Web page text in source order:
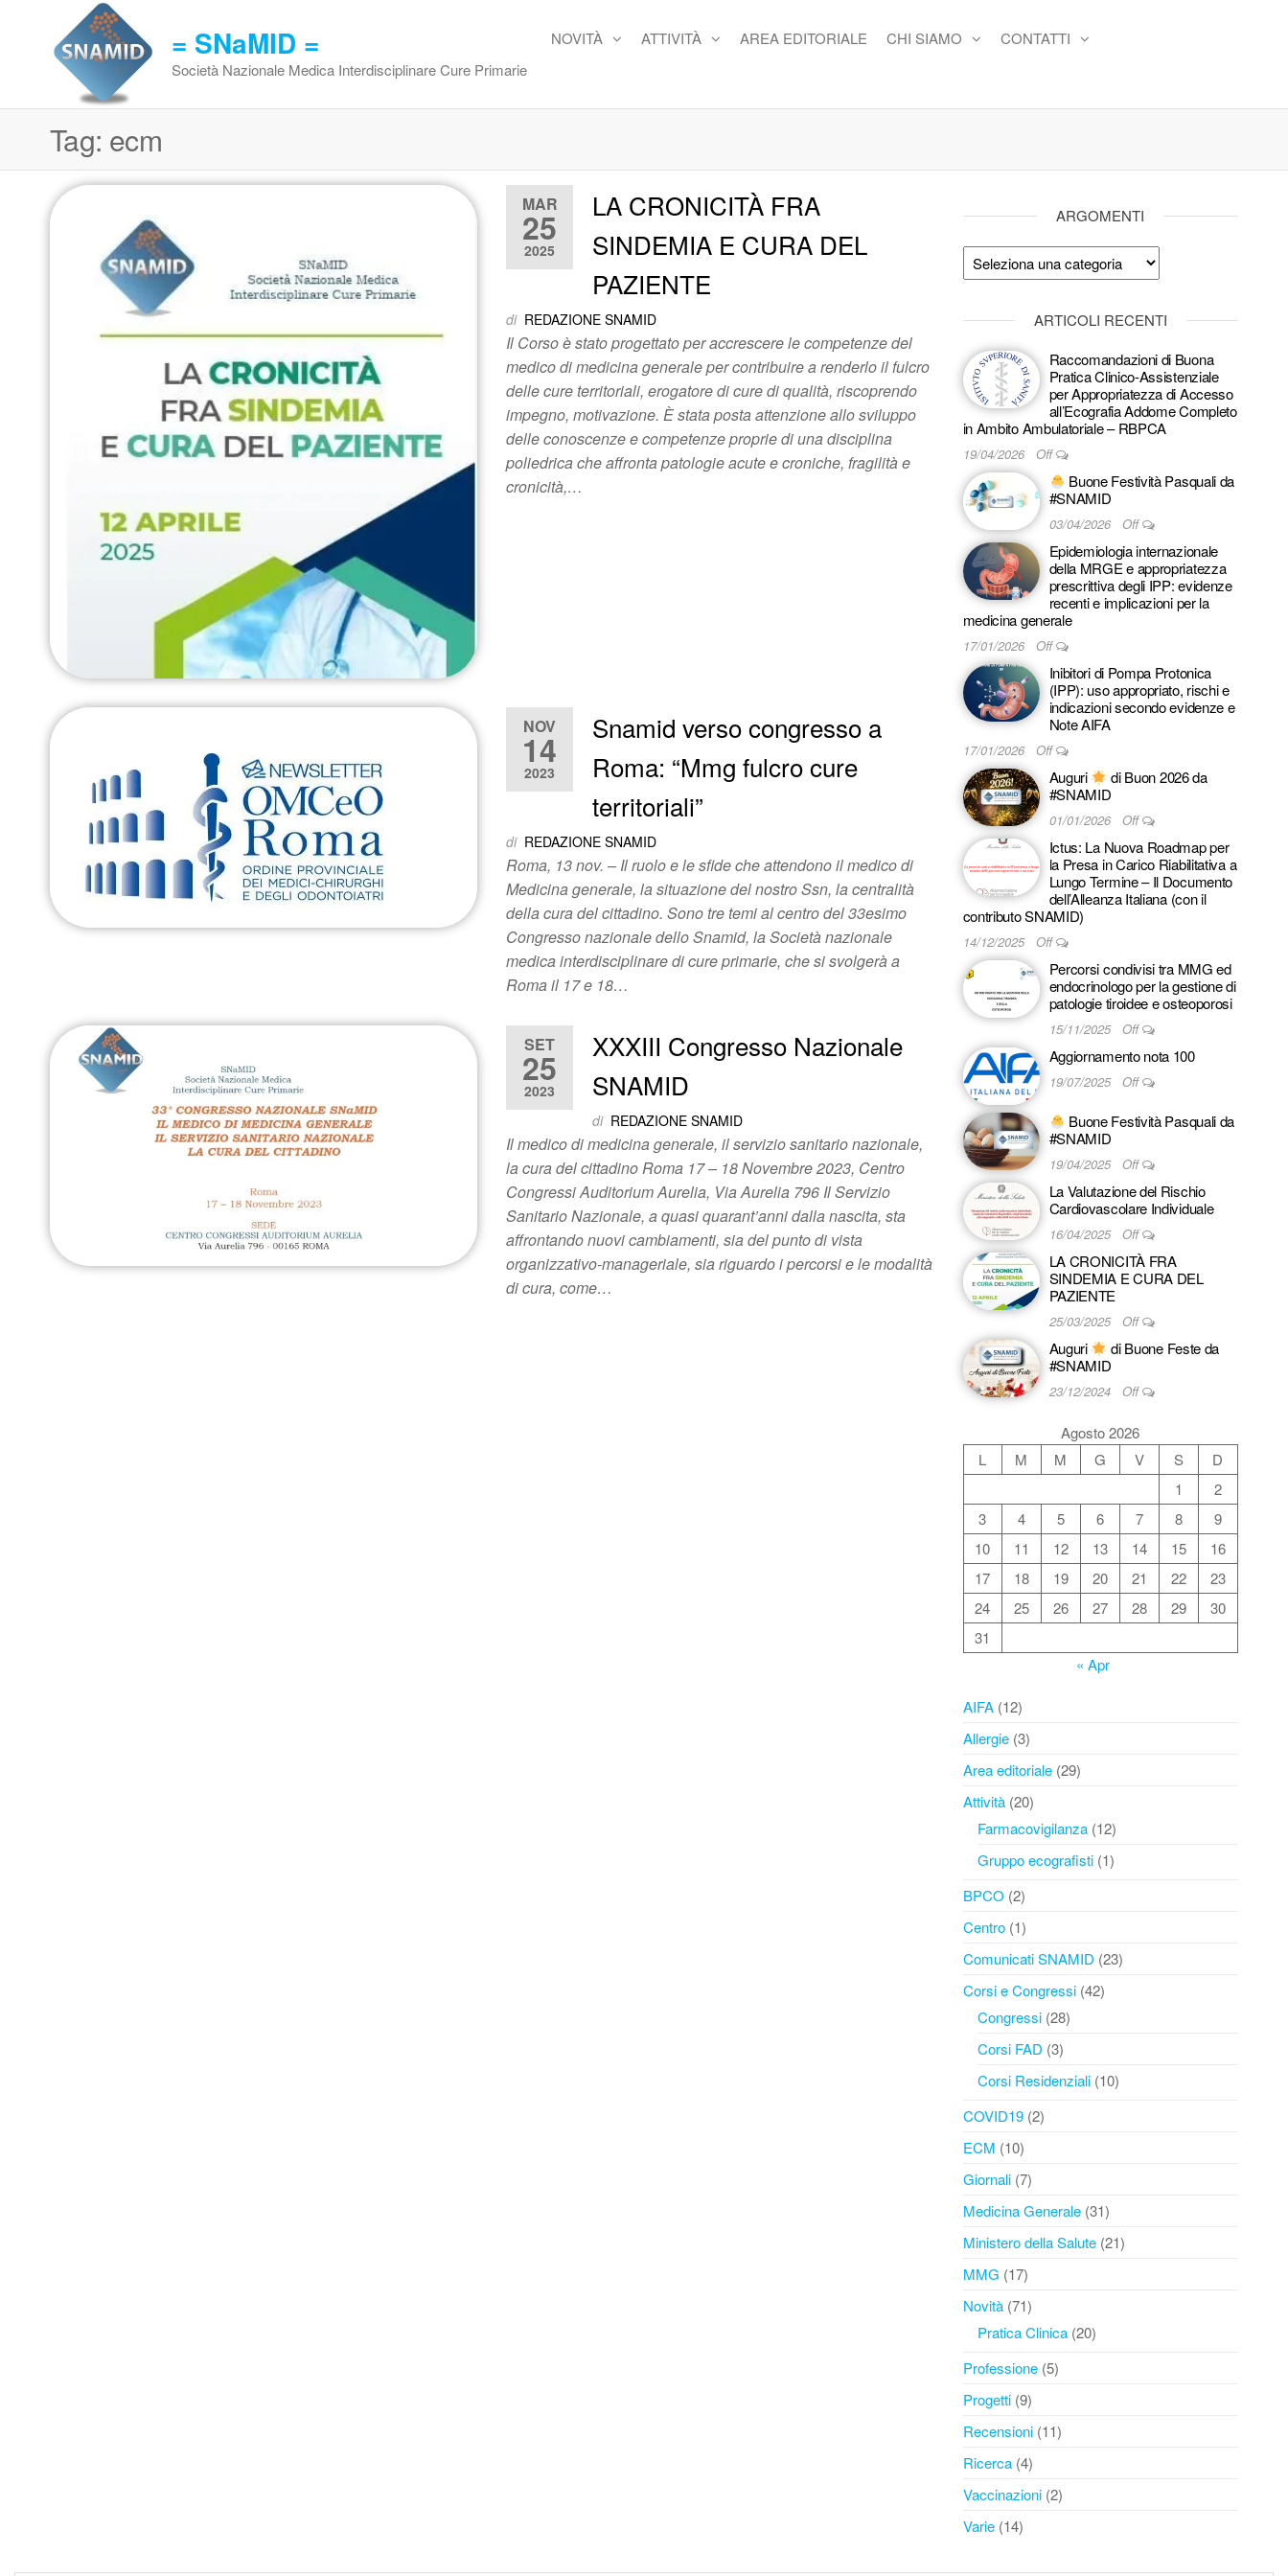
contenuto
= SNaMID =
Società Nazionale Medica Interdisciplinare Cure Primarie
NOVITÀ ATTIVITÀ AREA EDITORIALE CHI SIAMO CONTATTI
Tag: ecm
MAR
25
2025
LA CRONICITÀ FRA
SINDEMIA E CURA DEL
PAZIENTE
di REDAZIONE SNAMID
Il Corso è stato progettato per accrescere le competenze del
medico di medicina generale per contribuire a renderlo il fulcro
delle cure territoriali, erogatore di cure di qualità, riscoprendo
impegno, motivazione. È stata posta attenzione allo sviluppo
delle conoscenze e competenze proprie di una disciplina
poliedrica che affronta patologie acute e croniche, fragilità e
cronicità,…
NOV
14
2023
Snamid verso congresso a
Roma: “Mmg fulcro cure
territoriali”
di REDAZIONE SNAMID
Roma, 13 nov. – Il ruolo e le sfide che attendono il medico di
Medicina generale, la situazione del nostro Ssn, la centralità
della cura del cittadino. Sono tre temi al centro del 33esimo
Congresso nazionale dello Snamid, la Società nazionale
medica interdisciplinare di cure primarie, che si svolgerà a
Roma il 17 e 18…
SET
25
2023
XXXIII Congresso Nazionale
SNAMID
di REDAZIONE SNAMID
Il medico di medicina generale, il servizio sanitario nazionale,
la cura del cittadino Roma 17 – 18 Novembre 2023, Centro
Congressi Auditorium Aurelia, Via Aurelia 796 Il Servizio
Sanitario Nazionale, a quasi quarant’anni dalla nascita, sta
affrontando nuovi cambiamenti, sia del punto di vista
organizzativo-manageriale, sia riguardo i percorsi e le modalità
di cura, come…
ARGOMENTI
Argomenti
ARTICOLI RECENTI
Raccomandazioni di Buona
Pratica Clinico-Assistenziale
per Appropriatezza di Accesso
all’Ecografia Addome Completo
in Ambito Ambulatoriale – RBPCA
19/04/2026 Off
Buone Festività Pasquali da
#SNAMID
03/04/2026 Off
Epidemiologia internazionale
della MRGE e appropriatezza
prescrittiva degli IPP: evidenze
recenti e implicazioni per la
medicina generale
17/01/2026 Off
Inibitori di Pompa Protonica
(IPP): uso appropriato, rischi e
indicazioni secondo evidenze e
Note AIFA
17/01/2026 Off
Auguri
di Buon 2026 da
#SNAMID
01/01/2026 Off
Ictus: La Nuova Roadmap per
la Presa in Carico Riabilitativa a
Lungo Termine – Il Documento
dell’Alleanza Italiana (con il
contributo SNAMID)
14/12/2025 Off
Percorsi condivisi tra MMG ed
endocrinologo per la gestione di
patologie tiroidee e osteoporosi
15/11/2025 Off
Aggiornamento nota 100
19/07/2025 Off
Buone Festività Pasquali da
#SNAMID
19/04/2025 Off
La Valutazione del Rischio
Cardiovascolare Individuale
16/04/2025 Off
LA CRONICITÀ FRA
SINDEMIA E CURA DEL
PAZIENTE
25/03/2025 Off
Auguri
di Buone Feste da
#SNAMID
23/12/2024 Off
Agosto 2026
L
M M G V S
D
1
2
3
4 5 6 7 8
9
10
11 12 13 14 15
16
17
18 19 20 21 22
23
24
25 26 27 28 29
30
31
« Apr
AIFA(12)
Allergie(3)
Area editoriale(29)
Attività(20)
Farmacovigilanza(12)
Gruppo ecografisti(1)
BPCO (2)
Centro(1)
Comunicati SNAMID (23)
Corsi e Congressi(42)
Congressi(28)
Corsi FAD (3)
Corsi Residenziali(10)
COVID19(2)
ECM (10)
Giornali(7)
Medicina Generale(31)
Ministero della Salute(21)
MMG (17)
Novità(71)
Pratica Clinica(20)
Professione(5)
Progetti(9)
Recensioni(11)
Ricerca(4)
Vaccinazioni(2)
Varie(14)